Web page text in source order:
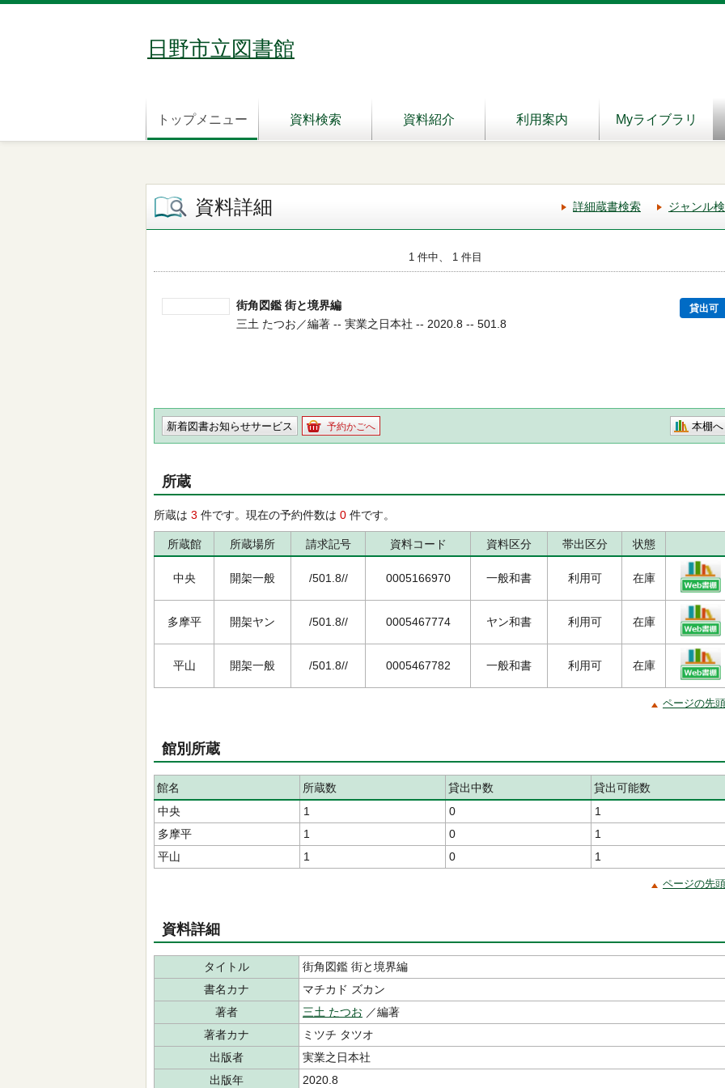
日野市立図書館
トップメニュー 資料検索 資料紹介 利用案内 Myライブラリ
資料詳細 詳細蔵書検索 ジャンル
1 件中、 1 件目
街角図鑑 街と境界編 貸出可
三土 たつお／編著 -- 実業之日本社 -- 2020.8 -- 501.8
新着図書お知らせサービス 予約かごへ 本棚へ
所蔵
所蔵は 3 件です。現在の予約件数は 0 件です。
所蔵館 所蔵場所 請求記号 資料コード 資料区分 帯出区分 状態
中央 開架一般 /501.8// 0005166970 一般和書 利用可 在庫
多摩平 開架ヤン /501.8// 0005467774 ヤン和書 利用可 在庫
平山 開架一般 /501.8// 0005467782 一般和書 利用可 在庫
ページの先
館別所蔵
館名 所蔵数 貸出中数
貸出可能数
中央
1 0
1
多摩平
1 0
1
平山
1 0 1
ページの先
資料詳細
タイトル
街角図鑑 街と境界編
書名カナ
マチカド ズカン
著者
三土 たつお ／編著
著者カナ
ミツチ タツオ
出版者
実業之日本社
出版年
2020.8